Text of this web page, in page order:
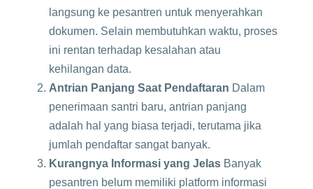
langsung ke pesantren untuk menyerahkan
dokumen. Selain membutuhkan waktu, proses
ini rentan terhadap kesalahan atau
kehilangan data.
Antrian Panjang Saat Pendaftaran Dalam
penerimaan santri baru, antrian panjang
adalah hal yang biasa terjadi, terutama jika
jumlah pendaftar sangat banyak.
Kurangnya Informasi yang Jelas Banyak
pesantren belum memiliki platform informasi